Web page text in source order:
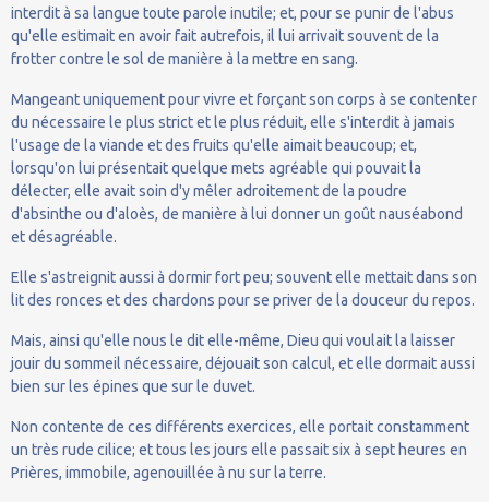
interdit à sa langue toute parole inutile; et, pour se punir de l'abus
qu'elle estimait en avoir fait autrefois, il lui arrivait souvent de la
frotter contre le sol de manière à la mettre en sang.
Mangeant uniquement pour vivre et forçant son corps à se contenter
du nécessaire le plus strict et le plus réduit, elle s'interdit à jamais
l'usage de la viande et des fruits qu'elle aimait beaucoup; et,
lorsqu'on lui présentait quelque mets agréable qui pouvait la
délecter, elle avait soin d'y mêler adroitement de la poudre
d'absinthe ou d'aloès, de manière à lui donner un goût nauséabond
et désagréable.
Elle s'astreignit aussi à dormir fort peu; souvent elle mettait dans son
lit des ronces et des chardons pour se priver de la douceur du repos.
Mais, ainsi qu'elle nous le dit elle-même, Dieu qui voulait la laisser
jouir du sommeil nécessaire, déjouait son calcul, et elle dormait aussi
bien sur les épines que sur le duvet.
Non contente de ces différents exercices, elle portait constamment
un très rude cilice; et tous les jours elle passait six à sept heures en
Prières, immobile, agenouillée à nu sur la terre.